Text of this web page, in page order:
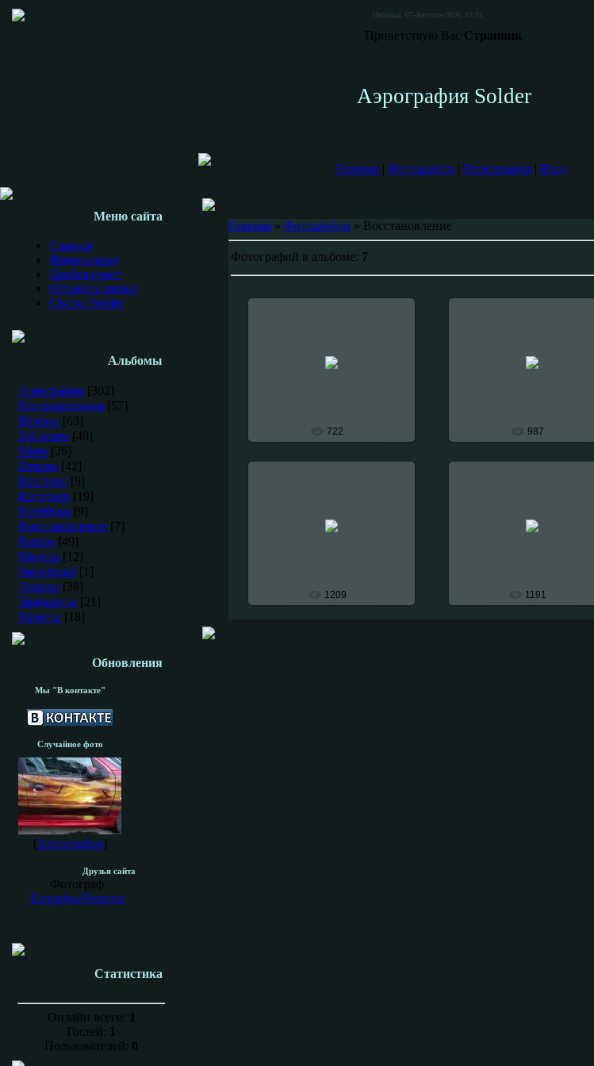
Пятница, 07-Августа-2026, 12:51
Приветствую Вас Странник
Аэрография Solder
Главная | Фотоальбом | Регистрация | Вход
Меню сайта
Главная
Фотогалерея
Прейскурант
Оставить заявку
Статьи Solder
Альбомы
Аэрография [302]
Промышленная [57]
Шлемы [63]
ХК шлем [48]
Мото [26]
Гитары [42]
Картины [9]
Интерьер [19]
Ноутбуки [9]
Восстановление [7]
Разное [49]
Модель [12]
Snowboard [1]
Эскизы [38]
Трафареты [21]
Макеты [18]
Обновления
Мы "В контакте"
Случайное фото
[Аэрография]
Друзья сайта
Фотограф
Evgeniya Uvarova
Статистика
Онлайн всего: 1
Гостей: 1
Пользователей: 0
Главная » Фотоальбом » Восстановление
Фотографий в альбоме: 7
722
Восстановление аэрографии на
переднем крыле и бампере
987
1209
Восстановление аэрографии
переднего бампера
1191